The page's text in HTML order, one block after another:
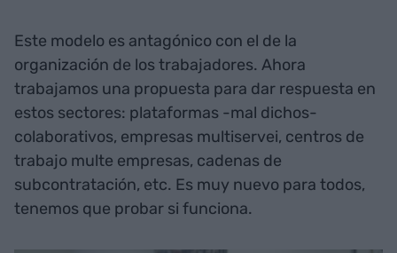
Este modelo es antagónico con el de la
organización de los trabajadores. Ahora
trabajamos una propuesta para dar respuesta en
estos sectores: plataformas -mal dichos-
colaborativos, empresas multiservei, centros de
trabajo multe empresas, cadenas de
subcontratación, etc. Es muy nuevo para todos,
tenemos que probar si funciona.